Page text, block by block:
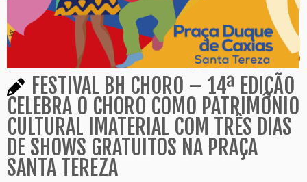
FESTIVAL BH CHORO – 14ª EDIÇÃO
CELEBRA O CHORO COMO PATRIMÔNIO
CULTURAL IMATERIAL COM TRÊS DIAS
DE SHOWS GRATUITOS NA PRAÇA
SANTA TEREZA